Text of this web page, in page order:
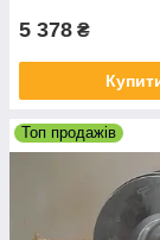
5 378 ₴
Топ продажів